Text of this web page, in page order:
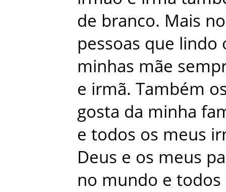
de branco. Mais
pessoas que lindo
minhas mãe
e irmã. Também
gosta da minha
e todos os meus
Deus e os meus
no mundo e todos